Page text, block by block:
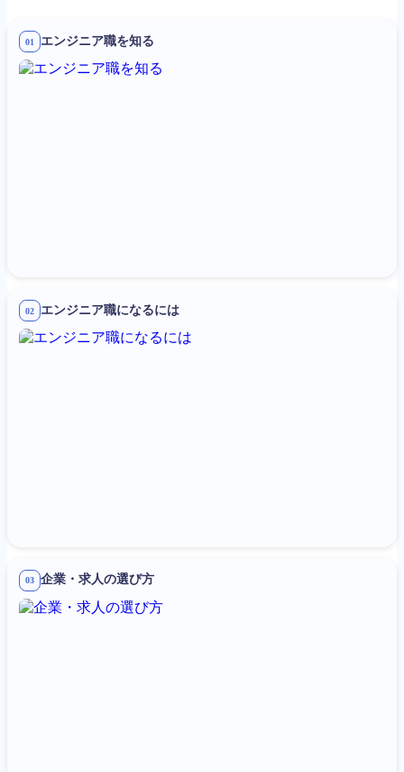
01 エンジニア職を知る
02 エンジニア職になるには
03 企業・求人の選び方